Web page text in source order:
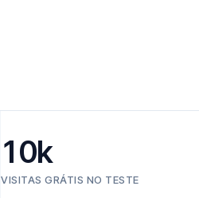
10k
VISITAS GRÁTIS NO TESTE